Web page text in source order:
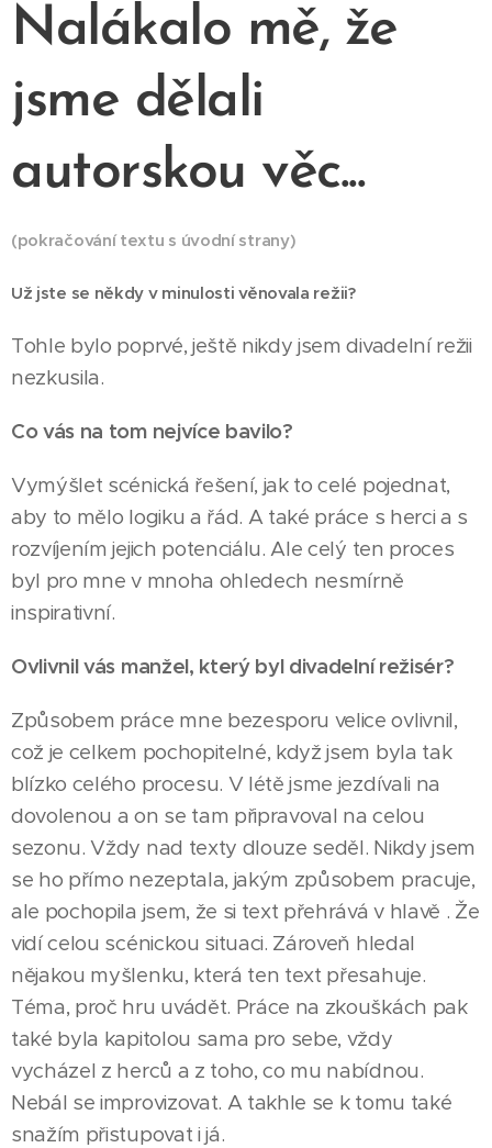
Nalákalo mě, že
jsme dělali
autorskou věc...
(pokračování textu s úvodní strany)
Už jste se někdy v minulosti věnovala režii?
Tohle bylo poprvé, ještě nikdy jsem divadelní režii
nezkusila.
Co vás na tom nejvíce bavilo?
Vymýšlet scénická řešení, jak to celé pojednat,
aby to mělo logiku a řád. A také práce s herci a s
rozvíjením jejich potenciálu. Ale celý ten proces
byl pro mne v mnoha ohledech nesmírně
inspirativní.
Ovlivnil vás manžel, který byl divadelní režisér?
Způsobem práce mne bezesporu velice ovlivnil,
což je celkem pochopitelné, když jsem byla tak
blízko celého procesu. V létě jsme jezdívali na
dovolenou a on se tam připravoval na celou
sezonu. Vždy nad texty dlouze seděl. Nikdy jsem
se ho přímo nezeptala, jakým způsobem pracuje,
ale pochopila jsem, že si text přehrává v hlavě . Že
vidí celou scénickou situaci. Zároveň hledal
nějakou myšlenku, která ten text přesahuje.
Téma, proč hru uvádět. Práce na zkouškách pak
také byla kapitolou sama pro sebe, vždy
vycházel z herců a z toho, co mu nabídnou.
Nebál se improvizovat. A takhle se k tomu také
snažím přistupovat i já.